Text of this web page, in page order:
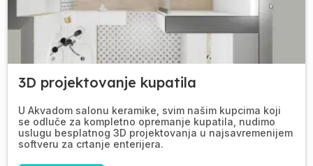
3D projektovanje kupatila
U Akvadom salonu keramike, svim našim kupcima koji
se odluče za kompletno opremanje kupatila, nudimo
uslugu besplatnog 3D projektovanja u najsavremenijem
softveru za crtanje enterijera.